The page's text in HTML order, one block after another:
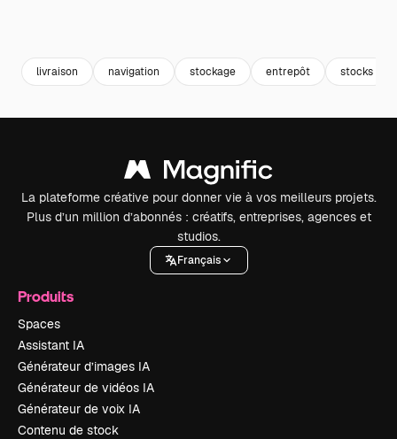
livraison navigation stockage entrepôt stocks
La plateforme créative pour donner vie à vos meilleurs projets.
Plus d’un million d’abonnés : créatifs, entreprises, agences et
studios.
Français
Produits
Spaces
Assistant IA
Générateur d’images IA
Générateur de vidéos IA
Générateur de voix IA
Contenu de stock